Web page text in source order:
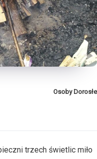
Osoby Dorosłe
trzech świetlic miło